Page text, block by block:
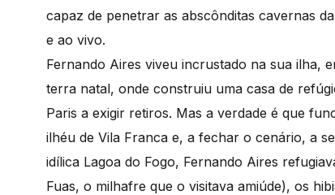
capaz de penetrar as abscônditas cavernas
e ao vivo.
Fernando Aires viveu incrustado na sua ilha,
terra natal, onde construiu uma casa de
Paris a exigir retiros. Mas a verdade é que
ilhéu de Vila Franca e, a fechar o cenário, a
idílica Lagoa do Fogo, Fernando Aires
Fuas, o milhafre que o visitava amiúde), os